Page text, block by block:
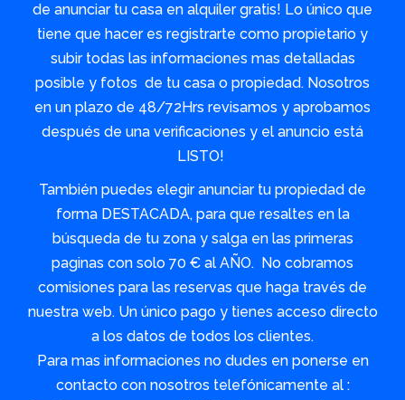
de anunciar tu casa en alquiler gratis! Lo único que
tiene que hacer es registrarte como propietario y
subir todas las informaciones mas detalladas
posible y fotos de tu casa o propiedad. Nosotros
en un plazo de 48/72Hrs revisamos y aprobamos
después de una verificaciones y el anuncio está
LISTO!
También puedes elegir anunciar tu propiedad de
forma DESTACADA, para que resaltes en la
búsqueda de tu zona y salga en las primeras
paginas con solo 70 € al AÑO. No cobramos
comisiones para las reservas que haga través de
nuestra web. Un único pago y tienes acceso directo
a los datos de todos los clientes.
Para mas informaciones no dudes en ponerse en
contacto con nosotros telefónicamente al :